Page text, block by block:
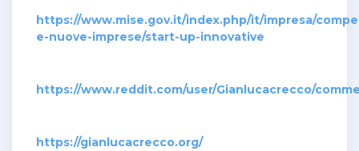
https://www.mise.gov.it/index.php/it/impresa/
e-nuove-imprese/start-up-innovative
https://www.reddit.com/user/Gianlucacrecco/
https://gianlucacrecco.org/